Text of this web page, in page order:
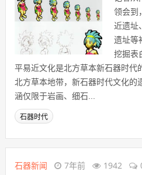
领会到
近遗址
遗址等
挖掘表
平易近文化是北方草本新石器时代
北方草本地带，新石器时代文化的
涵仅限于岩画、细石...
石器时代
石器新闻 7年前 1942